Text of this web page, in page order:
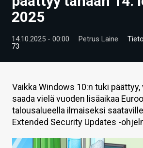
ARTIKKELIT
VIDEOT
HINTA.FI
KAUPPA
VAIHDA TEEMA
2025
14.10.2025 - 00:00 Petrus Laine
73
Vaikka Windows 10:n tuki
saada vielä vuoden lisäaikaa
talousalueella ilmaiseksi
Extended Security Updates -